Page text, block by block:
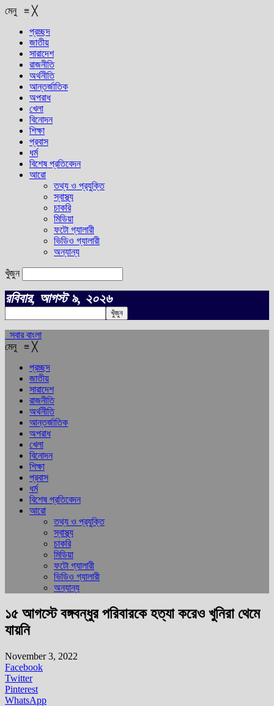
মেনু ≡ ╳
প্রচ্ছদ
জাতীয়
সারাদেশ
রাজনীতি
অর্থনীতি
আন্তর্জাতিক
অপরাধ
খেলা
বিনোদন
শিক্ষা
প্রবাস
ধর্ম
বিশেষ প্রতিবেদন
আরো
তথ্য ও প্রযুক্তি
স্বাস্থ্য
চাকরি
মিডিয়া
ফটো গ্যালারী
ভিডিও গ্যালারী
অন্যান্য
খুঁজুন
রবিবার, আগস্ট ৯, ২০২৬
সবার বাংলা
মেনু ≡ ╳
প্রচ্ছদ
জাতীয়
সারাদেশ
রাজনীতি
অর্থনীতি
আন্তর্জাতিক
অপরাধ
খেলা
বিনোদন
শিক্ষা
প্রবাস
ধর্ম
বিশেষ প্রতিবেদন
আরো
তথ্য ও প্রযুক্তি
স্বাস্থ্য
চাকরি
মিডিয়া
ফটো গ্যালারী
ভিডিও গ্যালারী
অন্যান্য
১৫ আগস্টে বঙ্গবন্ধুর পরিবারকে হত্যা করেও খুনিরা থেমে
যায়নি
November 3, 2022
Facebook
Twitter
Pinterest
WhatsApp